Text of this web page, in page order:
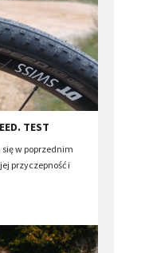
TEST
w poprzednim
przyczepność i